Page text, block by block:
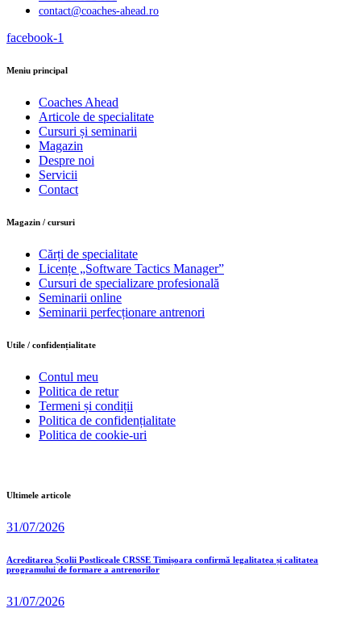
contact@coaches-ahead.ro
facebook-1
Meniu principal
Coaches Ahead
Articole de specialitate
Cursuri și seminarii
Magazin
Despre noi
Servicii
Contact
Magazin / cursuri
Cărți de specialitate
Licențe „Software Tactics Manager”
Cursuri de specializare profesională
Seminarii online
Seminarii perfecționare antrenori
Utile / confidențialitate
Contul meu
Politica de retur
Termeni și condiții
Politica de confidențialitate
Politica de cookie-uri
Ultimele articole
31/07/2026
Acreditarea Școlii Postliceale CRSSE Timișoara confirmă legalitatea și calitatea
programului de formare a antrenorilor
31/07/2026